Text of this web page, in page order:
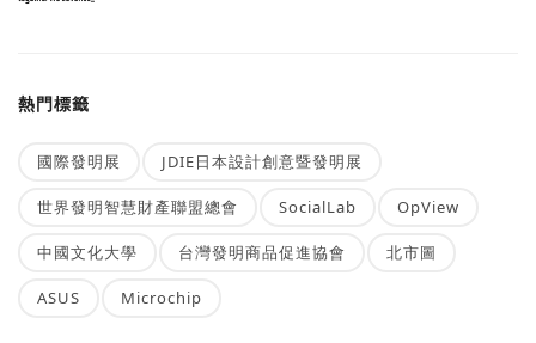
熱門標籤
國際發明展 JDIE日本設計創意暨發明展
世界發明智慧財產聯盟總會 SocialLab OpView
中國文化大學 台灣發明商品促進協會 北市圖
ASUS Microchip